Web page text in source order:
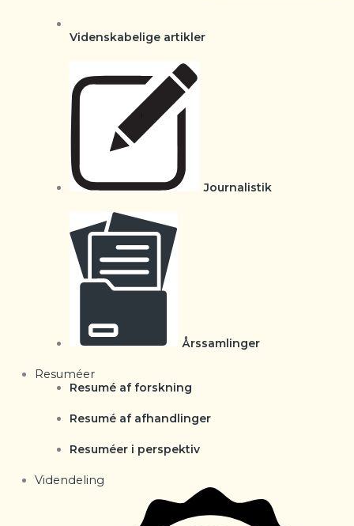
Videnskabelige artikler
Journalistik
Årssamlinger
Resuméer
Resumé af forskning
Resumé af afhandlinger
Resuméer i perspektiv
Videndeling